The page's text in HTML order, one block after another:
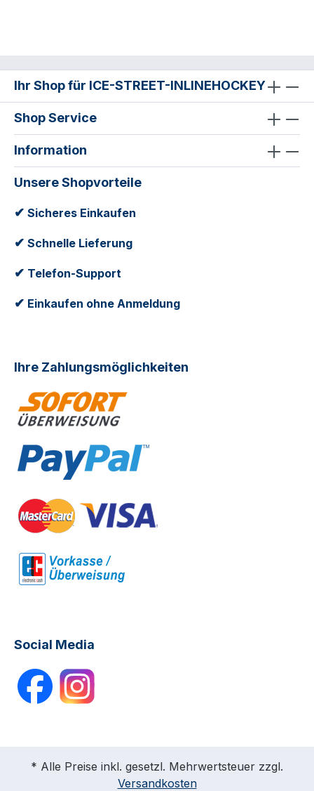
Ihr Shop für ICE-STREET-INLINEHOCKEY
Shop Service
Information
Unsere Shopvorteile
✔ Sicheres Einkaufen
✔ Schnelle Lieferung
✔ Telefon-Support
✔ Einkaufen ohne Anmeldung
Ihre Zahlungsmöglichkeiten
Social Media
* Alle Preise inkl. gesetzl. Mehrwertsteuer zzgl.
Versandkosten